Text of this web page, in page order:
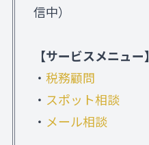
信中）
【サービスメニュー】
・ 税務顧問
・ スポット相談
・ メール相談